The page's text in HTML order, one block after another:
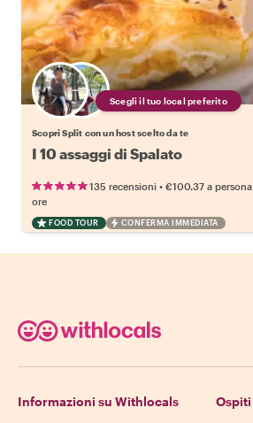
Scegli il tuo local preferito
Scopri Split con un host scelto da te
I 10 assaggi di Spalato
135 recensioni • €100.37 a persona
ore
FOOD TOUR CONFERMA IMMEDIATA
Informazioni su Withlocals Ospiti